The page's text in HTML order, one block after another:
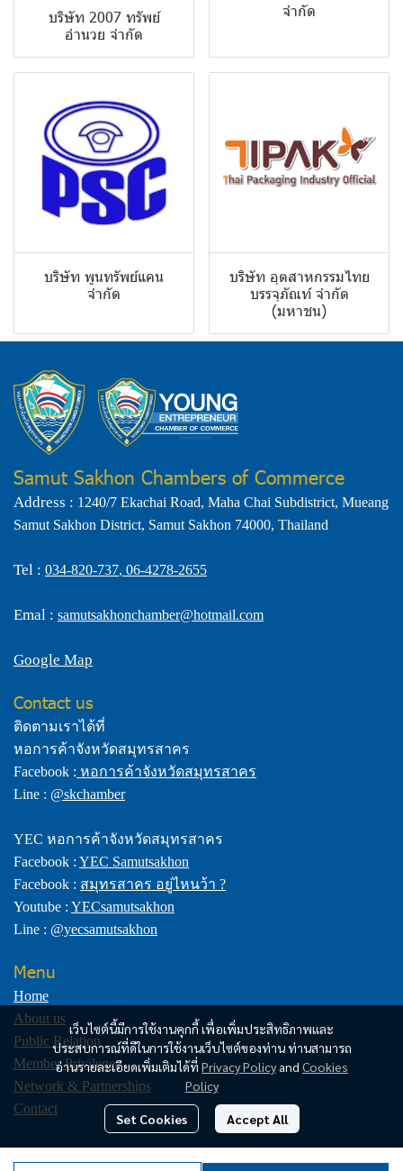
บริษัท 2007 ทรัพย์
อำนวย จำกัด
จำกัด
บริษัท พูนทรัพย์แคน
จำกัด
บริษัท อุตสาหกรรมไทย
บรรจุภัณท์ จำกัด
(มหาชน)
เว็บไซต์นี้มีการใช้งานคุกกี้ เพื่อเพิ่มประสิทธิภาพและ
ประสบการณ์ที่ดีในการใช้งานเว็บไซต์ของท่าน ท่านสามารถ
อ่านรายละเอียดเพิ่มเติมได้ที่ Privacy Policy and Cookies
Policy
Set Cookies Accept All
Samut Sakhon Chambers of Commerce
Address : 1240/7 Ekachai Road, Maha Chai Subdistrict, Mueang
Samut Sakhon District, Samut Sakhon 74000, Thailand
Tel : 034-820-737, 06-4278-2655
Emal : samutsakhonchamber@hotmail.com
Google Map
Contact us
ติดตามเราได้ที่
หอการค้าจังหวัดสมุทรสาคร
Facebook : หอการค้าจังหวัดสมุทรสาคร
Line : @skchamber
YEC หอการค้าจังหวัดสมุทรสาคร
Facebook : YEC Samutsakhon
Facebook : สมุทรสาคร อยู่ไหนว้า ?
Youtube : YECsamutsakhon
Line : @yecsamutsakhon
Menu
Home
About us
Public Relation
Member Privileges
Network & Partnerships
Contact